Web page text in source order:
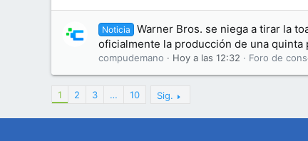
Noticia
Warner Bros. se niega a tirar la
oficialmente la producción de una quinta
compudemano Hoy a las 12:32 Foro de
1 2 3 … 10 Sig.